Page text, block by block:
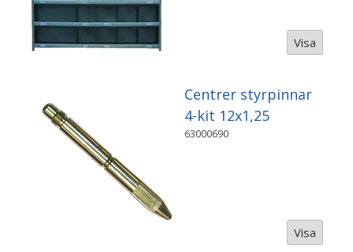
Visa
Centrer styrpinnar
4-kit 12x1,25
63000690
Visa